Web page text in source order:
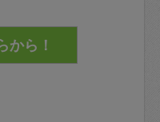
頼料金の50%
タスカジさんに
にタスカジさん
カーや金庫に入
理するよう心掛